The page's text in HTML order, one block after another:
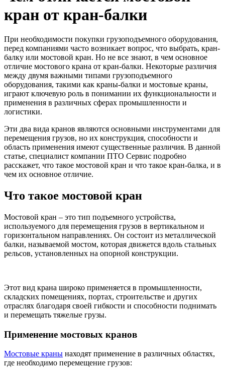
кран от кран-балки
При необходимости покупки грузоподъемного оборудования,
перед компаниями часто возникает вопрос, что выбрать, кран-
балку или мостовой кран. Но не все знают, в чем основное
отличие мостового крана от кран-балки. Некоторые различия
между двумя важными типами грузоподъемного
оборудования, такими как краны-балки и мостовые краны,
играют ключевую роль в понимании их функциональности и
применения в различных сферах промышленности и
логистики.
Эти два вида кранов являются основными инструментами для
перемещения грузов, но их конструкция, способности и
область применения имеют существенные различия. В данной
статье, специалист компании ПТО Сервис подробно
расскажет, что такое мостовой кран и что такое кран-балка, и в
чем их основное отличие.
Что такое мостовой кран
Мостовой кран – это тип подъемного устройства,
используемого для перемещения грузов в вертикальном и
горизонтальном направлениях. Он состоит из металлической
балки, называемой мостом, которая движется вдоль стальных
рельсов, установленных на опорной конструкции.
Этот вид крана широко применяется в промышленности,
складских помещениях, портах, строительстве и других
отраслях благодаря своей гибкости и способности поднимать
и перемещать тяжелые грузы.
Применение мостовых кранов
Мостовые краны находят применение в различных областях,
где необходимо перемещение грузов: